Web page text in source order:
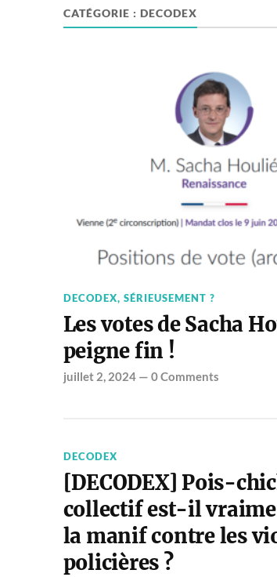
CATÉGORIE : DECODEX
DECODEX, SÉRIEUSEMENT ?
Les votes de Sacha
peigne fin !
juillet 2, 2024— 0 Comments
DECODEX
[DECODEX] Pois-
collectif est-il
la manif contre les
policières ?